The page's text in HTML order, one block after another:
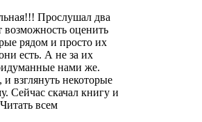
Прослушал два
возможность оценить
рядом и просто их
есть. А не за их
нами же.
взглянуть некоторые
Сейчас скачал книгу и
всем